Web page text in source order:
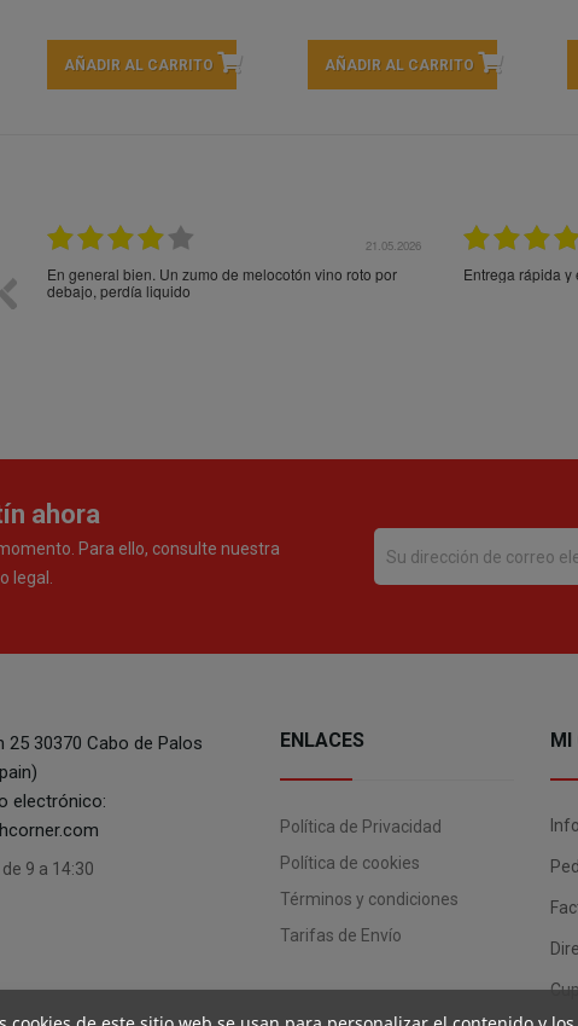
AÑADIR AL CARRITO AÑADIR AL CARRITO
21.05.2026
En general bien. Un zumo de melocotón vino roto por
debajo, perdía liquido
Entrega rápida y
ahora
Para ello, consulte nuestra
legal.
25 30370 Cabo de Palos
electrónico:
9 a 14:30
ENLACES
Política de Privacidad
Política de cookies
Términos y condiciones
Tarifas de Envío
MI